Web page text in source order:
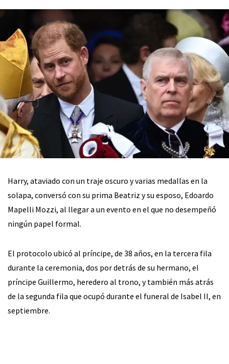
Harry, ataviado con un traje oscuro y varias medallas en la
solapa, conversó con su prima Beatriz y su esposo, Edoardo
Mapelli Mozzi, al llegar a un evento en el que no desempeñó
ningún papel formal.
El protocolo ubicó al príncipe, de 38 años, en la tercera fila
durante la ceremonia, dos por detrás de su hermano, el
príncipe Guillermo, heredero al trono, y también más atrás
de la segunda fila que ocupó durante el funeral de Isabel II, en
septiembre.